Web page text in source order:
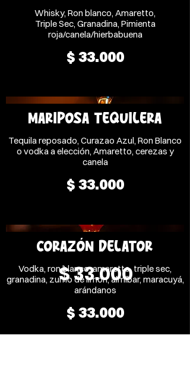
Whisky, Ron blanco, Amaretto,
Triple Sec, Granadina, Pimienta
roja/canela/hierbabuena
$ 33.000
MARIPOSA TEQUILERA
Tequila reposado, Curazao Azul, Ron Blanco
o vodka a elección, Amaretto, cerezas y
canela
$ 33.000
CORAZÓN DELATOR
Vodka, ron blanco, amaretto, triple sec,
granadina, zumo de limón, almíbar, maracuyá,
arándanos
$ 33.000
$ 33.000